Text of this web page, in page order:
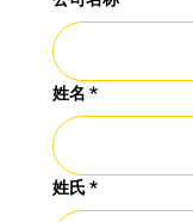
姓名 *
姓氏*